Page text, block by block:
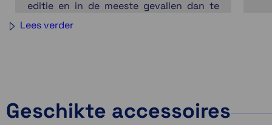
editie en in de meeste gevallen dan te
bedienen met je wonderwheel.
Bekijk je hellingshoek, G-kracht, maximale
Lees verder
Geschikte accessoires